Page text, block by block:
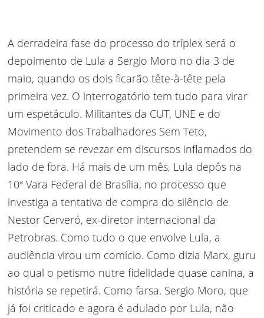
A derradeira fase do processo do tríplex será o
depoimento de Lula a Sergio Moro no dia 3 de
maio, quando os dois ficarão tête-à-tête pela
primeira vez. O interrogatório tem tudo para virar
um espetáculo. Militantes da CUT, UNE e do
Movimento dos Trabalhadores Sem Teto,
pretendem se revezar em discursos inflamados do
lado de fora. Há mais de um mês, Lula depôs na
10ª Vara Federal de Brasília, no processo que
investiga a tentativa de compra do silêncio de
Nestor Cerveró, ex-diretor internacional da
Petrobras. Como tudo o que envolve Lula, a
audiência virou um comício. Como dizia Marx, guru
ao qual o petismo nutre fidelidade quase canina, a
história se repetirá. Como farsa. Sergio Moro, que
já foi criticado e agora é adulado por Lula, não